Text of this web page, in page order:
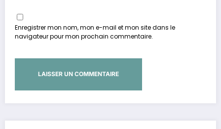
Enregistrer mon nom, mon e-mail et mon site dans le
navigateur pour mon prochain commentaire.